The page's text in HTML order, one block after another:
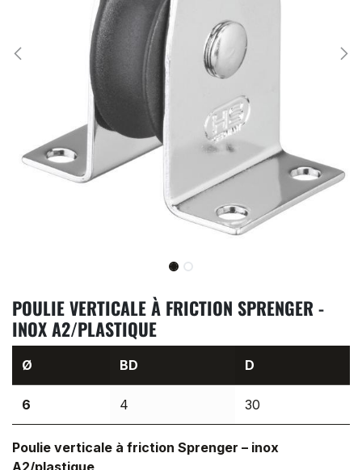
POULIE VERTICALE À FRICTION SPRENGER -
INOX A2/PLASTIQUE
Ø BD D
6 4 30
Poulie verticale à friction Sprenger – inox
A2/plastique